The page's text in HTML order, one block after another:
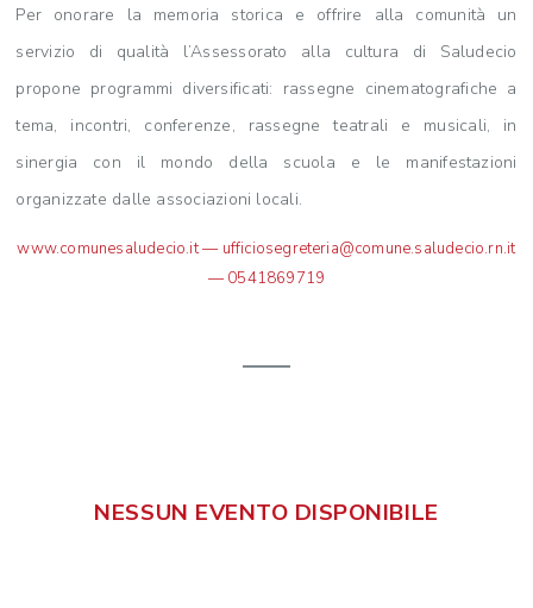
Per onorare la memoria storica e offrire alla comunità un
servizio di qualità l’Assessorato alla cultura di Saludecio
propone programmi diversificati: rassegne cinematografiche a
tema, incontri, conferenze, rassegne teatrali e musicali, in
sinergia con il mondo della scuola e le manifestazioni
organizzate dalle associazioni locali.
www.comunesaludecio.it— ufficiosegreteria@comune.saludecio.rn.it
— 0541869719
NESSUN EVENTO DISPONIBILE